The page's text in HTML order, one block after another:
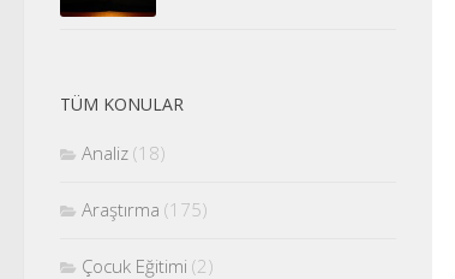
TÜM KONULAR
Analiz (18)
Araştırma (175)
Çocuk Eğitimi (2)